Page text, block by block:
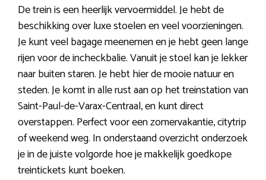
De trein is een heerlijk vervoermiddel. Je hebt de
beschikking over luxe stoelen en veel voorzieningen.
Je kunt veel bagage meenemen en je hebt geen lange
rijen voor de incheckbalie. Vanuit je stoel kan je lekker
naar buiten staren. Je hebt hier de mooie natuur en
steden. Je komt in alle rust aan op het treinstation van
Saint-Paul-de-Varax-Centraal, en kunt direct
overstappen. Perfect voor een zomervakantie, citytrip
of weekend weg. In onderstaand overzicht onderzoek
je in de juiste volgorde hoe je makkelijk goedkope
treintickets kunt boeken.